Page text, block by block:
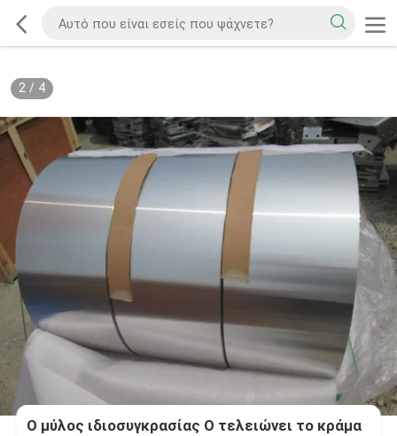
2/ 4
Ο μύλος ιδιοσυγκρασίας Ο τελειώνει το κράμα